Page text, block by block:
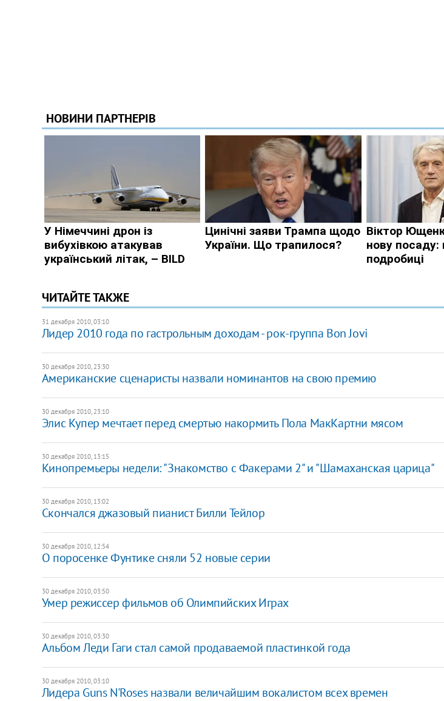
ЧИТАЙТЕ ТАКЖЕ
31 декабря 2010, 03:10
Лидер 2010 года по гастрольным доходам - рок-группа Bon Jovi
30 декабря 2010, 23:30
Американские сценаристы назвали номинантов на свою премию
30 декабря 2010, 23:10
Элис Купер мечтает перед смертью накормить Пола МакКартни мясом
30 декабря 2010, 13:15
Кинопремьеры недели: "Знакомство с Факерами 2" и "Шамаханская царица"
30 декабря 2010, 13:02
Скончался джазовый пианист Билли Тейлор
30 декабря 2010, 12:54
О поросенке Фунтике сняли 52 новые серии
30 декабря 2010, 03:50
Умер режиссер фильмов об Олимпийских Играх
30 декабря 2010, 03:30
Альбом Леди Гаги стал самой продаваемой пластинкой года
30 декабря 2010, 03:10
Лидера Guns N'Roses назвали величайшим вокалистом всех времен